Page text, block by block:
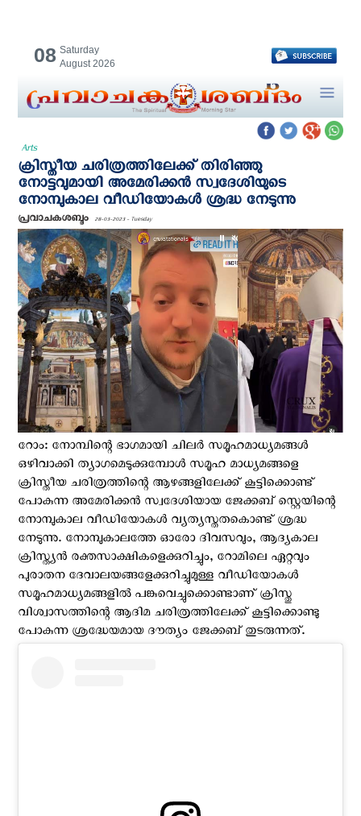
08 Saturday
August 2026
Arts
ക്രിസ്തീയ ചരിത്രത്തിലേക്ക് തിരിഞ്ഞു
നോട്ടവുമായി അമേരിക്കന്‍ സ്വദേശിയുടെ
നോമ്പുകാല വീഡിയോകള്‍ ശ്രദ്ധ നേടുന്നു
പ്രവാചകശബ്ദം 28-03-2023 - Tuesday
റോം: നോമ്പിന്റെ ഭാഗമായി ചിലര്‍ സമൂഹമാധ്യമങ്ങള്‍
ഒഴിവാക്കി ത്യാഗമെടുക്കുമ്പോള്‍ സമൂഹ മാധ്യമങ്ങളെ
ക്രിസ്തീയ ചരിത്രത്തിന്റെ ആഴങ്ങളിലേക്ക് കൂട്ടിക്കൊണ്ട്
പോകുന്ന അമേരിക്കന്‍ സ്വദേശിയായ ജേക്കബ് സ്റ്റെയിന്റെ
നോമ്പുകാല വീഡിയോകള്‍ വ്യത്യസ്തതകൊണ്ട് ശ്രദ്ധ
നേടുന്നു. നോമ്പുകാലത്തേ ഓരോ ദിവസവും, ആദ്യകാല
ക്രിസ്ത്യന്‍ രക്തസാക്ഷികളെക്കുറിച്ചും, റോമിലെ ഏറ്റവും
പുരാതന ദേവാലയങ്ങളേക്കുറിച്ചുമുള്ള വീഡിയോകള്‍
സമൂഹമാധ്യമങ്ങളില്‍ പങ്കുവെച്ചുക്കൊണ്ടാണ് ക്രിസ്തു
വിശ്വാസത്തിന്റെ ആദിമ ചരിത്രത്തിലേക്ക് കൂട്ടിക്കൊണ്ടു
പോകുന്ന ശ്രദ്ധേയമായ ദൗത്യം ജേക്കബ് തുടരുന്നത്.